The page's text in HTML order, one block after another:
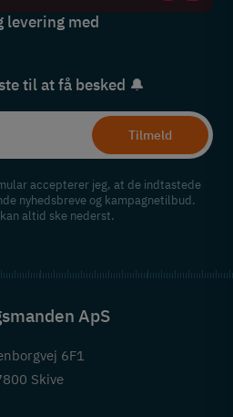
levering med
til at få besked 🔔
Tilmeld
accepterer jeg, at de indtastede
nyhedsbreve og kampagnetilbud.
altid ske nederst.
ApS
6F1
Skive